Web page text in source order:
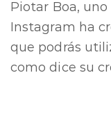
Piotar Boa,
Instagram ha
que podrás
como dice su